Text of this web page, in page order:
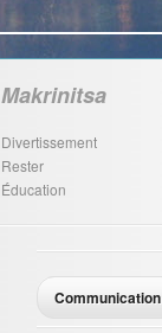
Makrinitsa
Divertissement
Rester
Éducation
Communication